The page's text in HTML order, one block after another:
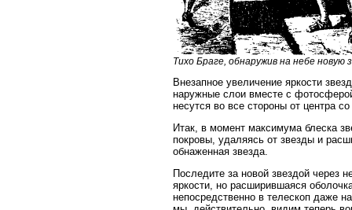
Тихо Браге, обнаружив на небе
Внезапное увеличение яркости
наружные слои вместе с
несутся во все стороны от центра
Итак, в момент максимума блеска
покровы, удаляясь от звезды и
обнаженная звезда.
Последите за новой звездой через
яркости, но расширившаяся
непосредственно в телескоп даже